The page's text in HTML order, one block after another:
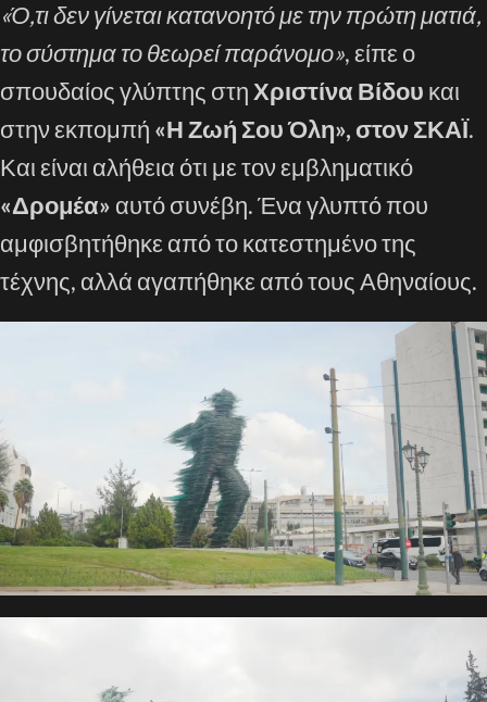
«Ό,τι δεν γίνεται κατανοητό με την πρώτη ματιά,
το σύστημα το θεωρεί παράνομο», είπε ο
σπουδαίος γλύπτης στη Χριστίνα Βίδου και
στην εκπομπή «Η Ζωή Σου Όλη», στον ΣΚΑΪ.
Και είναι αλήθεια ότι με τον εμβληματικό
«Δρομέα» αυτό συνέβη. Ένα γλυπτό που
αμφισβητήθηκε από το κατεστημένο της
τέχνης, αλλά αγαπήθηκε από τους Αθηναίους.